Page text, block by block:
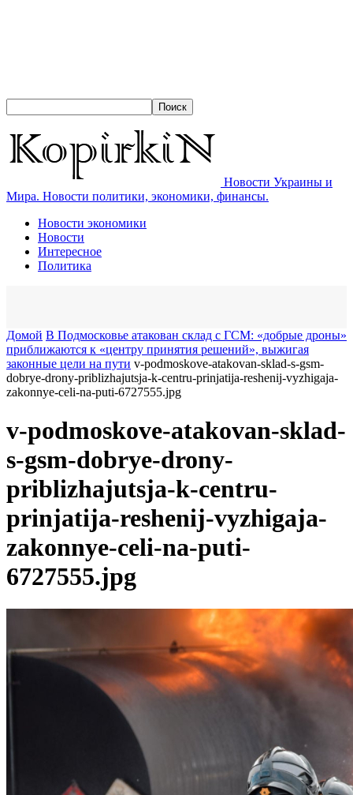
Новости Украины и
Мира. Новости политики, экономики, финансы.
Новости экономики
Новости
Интересное
Политика
Домой В Подмосковье атакован склад с ГСМ: «добрые дроны»
приближаются к «центру принятия решений», выжигая
законные цели на пути v-podmoskove-atakovan-sklad-s-gsm-
dobrye-drony-priblizhajutsja-k-centru-prinjatija-reshenij-vyzhigaja-
zakonnye-celi-na-puti-6727555.jpg
v-podmoskove-atakovan-sklad-
s-gsm-dobrye-drony-
priblizhajutsja-k-centru-
prinjatija-reshenij-vyzhigaja-
zakonnye-celi-na-puti-
6727555.jpg